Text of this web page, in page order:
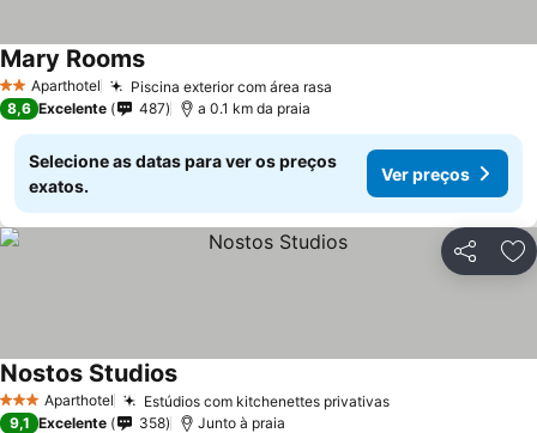
2 EstrelasAparthotel Piscina exterior com área rasa
Mary RoomsVer preços
8,6 Excelente 487 a 0.1 km da praia
Selecione as datas para ver os preços
exatos.
Ver preços
Partilhar
3 EstrelasAparthotel Estúdios com kitchenettes privativasVer preços
Nostos StudiosVer preços
9,1 Excelente 358 Junto à praia